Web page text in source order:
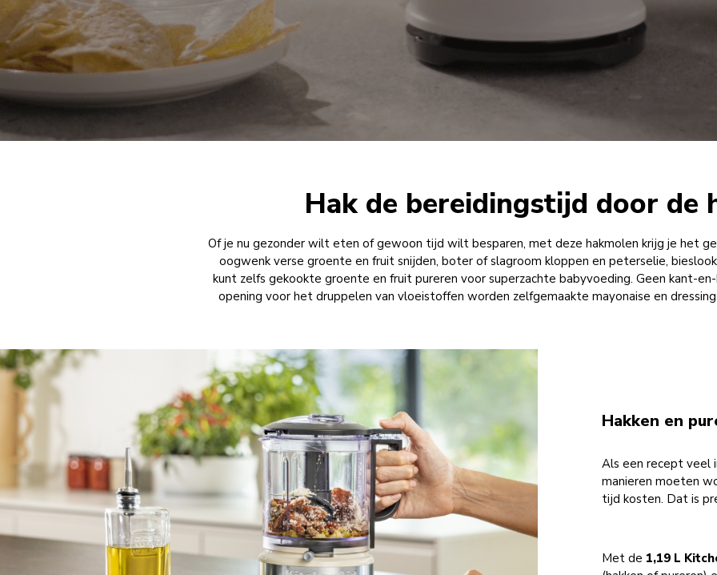
Hak de bereidingstijd door de
Of je nu gezonder wilt eten of gewoon tijd wilt besparen, met deze hakmolen krijg je het
oogwenk verse groente en fruit snijden, boter of slagroom kloppen en peterselie, bieslook
kunt zelfs gekookte groente en fruit pureren voor superzachte babyvoeding. Geen kant-
opening voor het druppelen van vloeistoffen worden zelfgemaakte mayonaise en
Hakken en
Als een recept veel
manieren moeten
tijd kosten. Dat is
Met de 1,19 L